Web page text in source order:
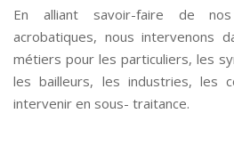
En alliant savoir-faire de
acrobatiques, nous intervenons
métiers pour les particuliers, les
les bailleurs, les industries, les
intervenir en sous- traitance.